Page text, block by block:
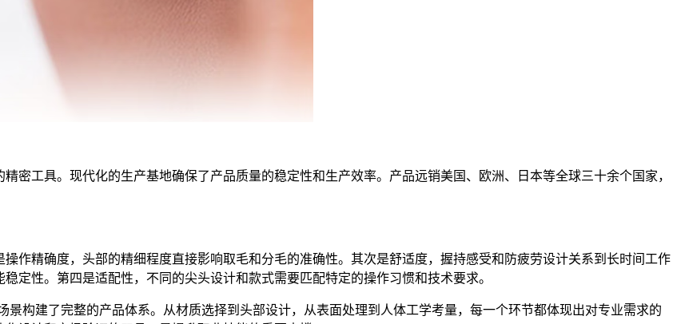
密工具。现代化的生产基地确保了产品质量的稳定性和生产效率。产品远销美国、欧洲、日本等全球三十余个国家，
操作精确度，头部的精细程度直接影响取毛和分毛的准确性。其次是舒适度，握持感受和防疲劳设计关系到长时间工作
定性。第四是适配性，不同的尖头设计和款式需要匹配特定的操作习惯和技术要求。
构建了完整的产品体系。从材质选择到头部设计，从表面处理到人体工学考量，每一个环节都体现出对专业需求的